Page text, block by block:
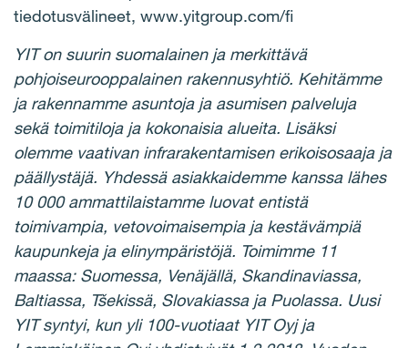
tiedotusvälineet, www.yitgroup.com/fi
YIT on suurin suomalainen ja merkittävä
pohjoiseurooppalainen rakennusyhtiö. Kehitämme
ja rakennamme asuntoja ja asumisen palveluja
sekä toimitiloja ja kokonaisia alueita. Lisäksi
olemme vaativan infrarakentamisen erikoisosaaja ja
päällystäjä. Yhdessä asiakkaidemme kanssa lähes
10 000 ammattilaistamme luovat entistä
toimivampia, vetovoimaisempia ja kestävämpiä
kaupunkeja ja elinympäristöjä. Toimimme 11
maassa: Suomessa, Venäjällä, Skandinaviassa,
Baltiassa, Tšekissä, Slovakiassa ja Puolassa. Uusi
YIT syntyi, kun yli 100-vuotiaat YIT Oyj ja